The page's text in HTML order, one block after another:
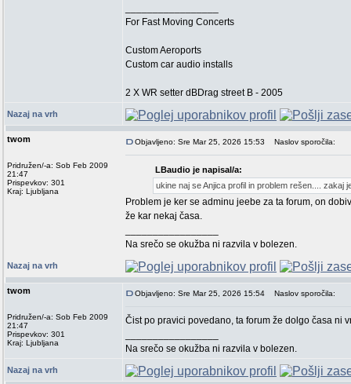
For Fast Moving Concerts
Custom Aeroports
Custom car audio installs
2 X WR setter dBDrag street B - 2005
Nazaj na vrh
twom
Pridružen/-a: Sob Feb 2009
21:47
Prispevkov: 301
Kraj: Ljubljana
Objavljeno: Sre Mar 25, 2026 15:53 Naslov sporočila:
LBaudio je napisal/a:
ukine naj se Anjica profil in problem rešen.... zakaj
Problem je ker se adminu jeebe za ta forum, on
že kar nekaj časa.
Na srečo se okužba ni razvila v bolezen.
Nazaj na vrh
twom
Pridružen/-a: Sob Feb 2009
21:47
Prispevkov: 301
Kraj: Ljubljana
Objavljeno: Sre Mar 25, 2026 15:54 Naslov sporočila:
Čist po pravici povedano, ta forum že dolgo časa ni
Na srečo se okužba ni razvila v bolezen.
Nazaj na vrh